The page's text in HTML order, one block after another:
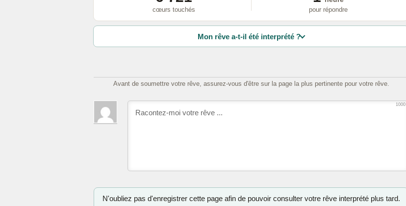
cœurs touchés
pour répondre
Mon rêve a-t-il été interprété ?
Avant de soumettre votre rêve, assurez-vous d'être sur la page la plus pertinente pour votre rêve.
1000
N'oubliez pas d'enregistrer cette page afin de pouvoir consulter votre rêve interprété plus tard.